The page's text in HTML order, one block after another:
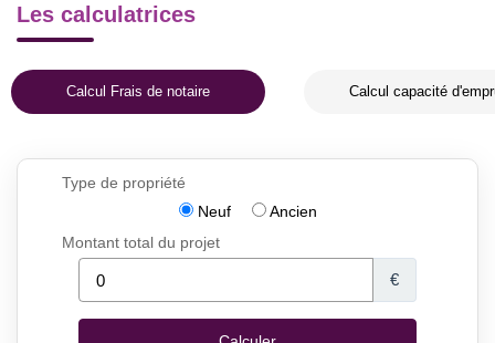
Les calculatrices
Calcul Frais de notaire Calcul capacité